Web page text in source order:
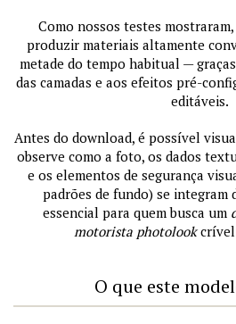
Como nossos testes
produzir materiais altamente
metade do tempo habitual —
das camadas e aos efeitos pré-
editáveis.
Antes do download, é possível
observe como a foto, os dados
e os elementos de segurança
padrões de fundo) se integram
essencial para quem busca um
motorista photolookcrível
O que este